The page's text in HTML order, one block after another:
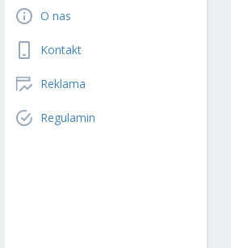
O nas
Kontakt
Reklama
Regulamin